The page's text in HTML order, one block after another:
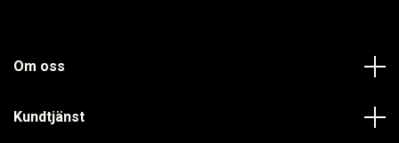
Om oss
Kundtjänst